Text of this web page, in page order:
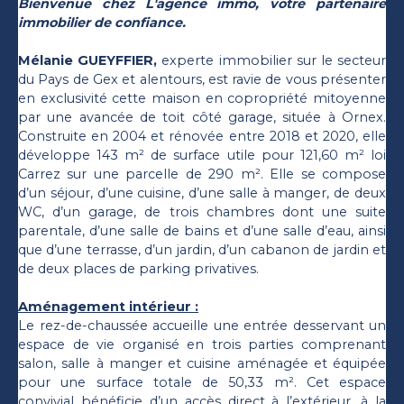
immobilier de confiance.
Mélanie GUEYFFIER, experte immobilier sur le secteur
du Pays de Gex et alentours, est ravie de vous présenter
en exclusivité cette maison en copropriété mitoyenne
par une avancée de toit côté garage, située à Ornex.
Construite en 2004 et rénovée entre 2018 et 2020, elle
développe 143 m² de surface utile pour 121,60 m² loi
Carrez sur une parcelle de 290 m². Elle se compose
d’un séjour, d’une cuisine, d’une salle à manger, de deux
WC, d’un garage, de trois chambres dont une suite
parentale, d’une salle de bains et d’une salle d’eau, ainsi
que d’une terrasse, d’un jardin, d’un cabanon de jardin et
de deux places de parking privatives.
Aménagement intérieur :
Le rez-de-chaussée accueille une entrée desservant un
espace de vie organisé en trois parties comprenant
salon, salle à manger et cuisine aménagée et équipée
pour une surface totale de 50,33 m². Cet espace